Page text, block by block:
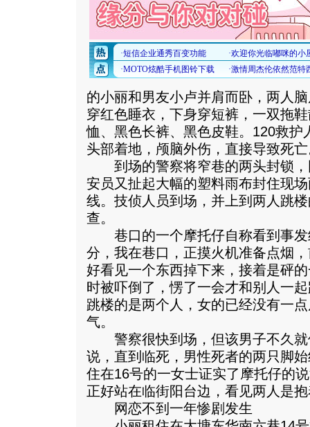
的小丽和男友小卢并肩而卧，两人
穿红色睡衣，下身穿短裤，一双拖
恤、黑色长裤、黑色皮鞋。120救护
头部着地，颅脑外伤，直接导致死
到场的警察将窄巷的两头封锁，
安员又扯起大幅的塑料雨布封住现
线。技侦人员到场，并上到两人跳
查。
巷口的一个摩托仔自称看到事发
分，我在巷口，正摸火机准备点烟
好看见一个东西掉下来，接着是砰
时被吓倒了，愣了一会才和别人一
跳楼的是两个人，女的已经没有一
气。
警察很快到场，但该男子不久就
说，直到临死，男性死者的两只脚
住在16号的一女士证实了摩托仔的
正好站在临街阳台边，看见两人是
网恋不到一年惨剧发生